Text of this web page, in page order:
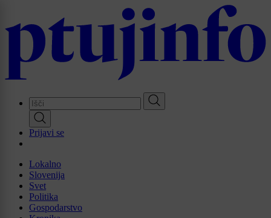
main
Prijavi se
Lokalno
Slovenija
Svet
Politika
Gospodarstvo